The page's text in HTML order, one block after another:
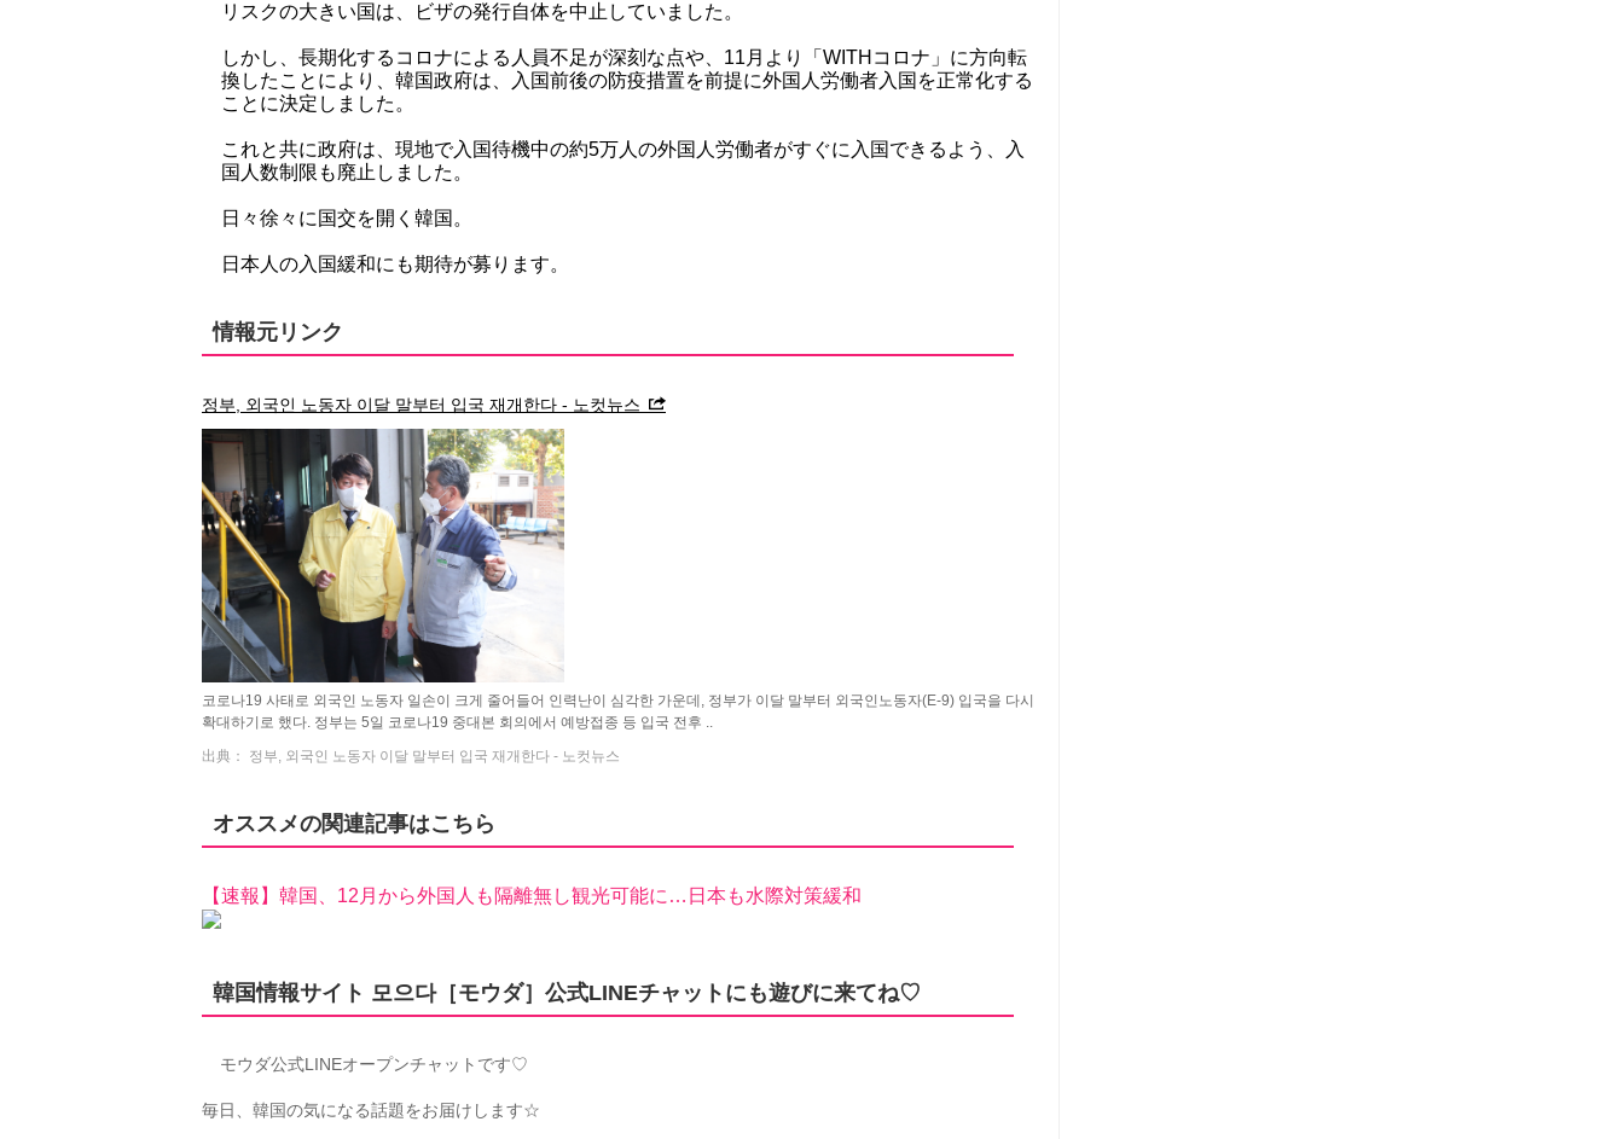
リスクの大きい国は、ビザの発行自体を中止していました。
しかし、長期化するコロナによる人員不足が深刻な点や、11月より「WITHコロナ」に方向転
換したことにより、韓国政府は、入国前後の防疫措置を前提に外国人労働者入国を正常化する
ことに決定しました。
これと共に政府は、現地で入国待機中の約5万人の外国人労働者がすぐに入国できるよう、入
国人数制限も廃止しました。
日々徐々に国交を開く韓国。
日本人の入国緩和にも期待が募ります。
情報元リンク
정부, 외국인 노동자 이달 말부터 입국 재개한다 - 노컷뉴스
코로나19 사태로 외국인 노동자 일손이 크게 줄어들어 인력난이 심각한 가운데, 정부가 이달 말부터 외국인노동자(E-9) 입국을 다시
확대하기로 했다. 정부는 5일 코로나19 중대본 회의에서 예방접종 등 입국 전후 ..
出典： 정부, 외국인 노동자 이달 말부터 입국 재개한다 - 노컷뉴스
オススメの関連記事はこちら
【速報】韓国、12月から外国人も隔離無し観光可能に…日本も水際対策緩和
韓国情報サイト 모으다［モウダ］公式LINEチャットにも遊びに来てね♡
モウダ公式LINEオープンチャットです♡
毎日、韓国の気になる話題をお届けします☆